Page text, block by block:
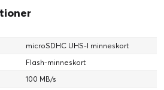
microSDHC UHS-I minneskort
Flash-minneskort
100 MB/s